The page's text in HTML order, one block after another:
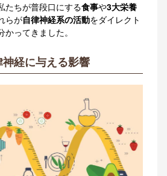
たちが普段口にする食事や3大栄養
らが自律神経系の活動をダイレクト
かってきました。
経に与える影響